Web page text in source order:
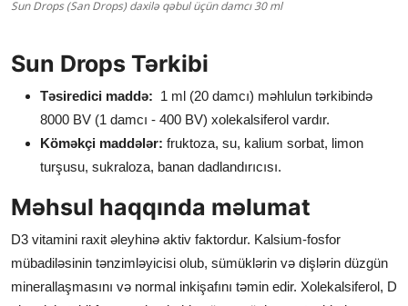
Sun Drops (San Drops) daxilə qəbul üçün damcı 30 ml
Sun Drops Tərkibi
Təsiredici maddə: 1 ml (20 damcı) məhlulun tərkibində
8000 BV (1 damcı - 400 BV) xolekalsiferol vardır.
Köməkçi maddələr: fruktoza, su, kalium sorbat, limon
turşusu, sukraloza, banan dadlandırıcısı.
Məhsul haqqında məlumat
D3 vitamini raxit əleyhinə aktiv faktordur. Kalsium-fosfor
mübadiləsinin tənzimləyicisi olub, sümüklərin və dişlərin düzgün
minerallaşmasını və normal inkişafını təmin edir. Xolekalsiferol, D